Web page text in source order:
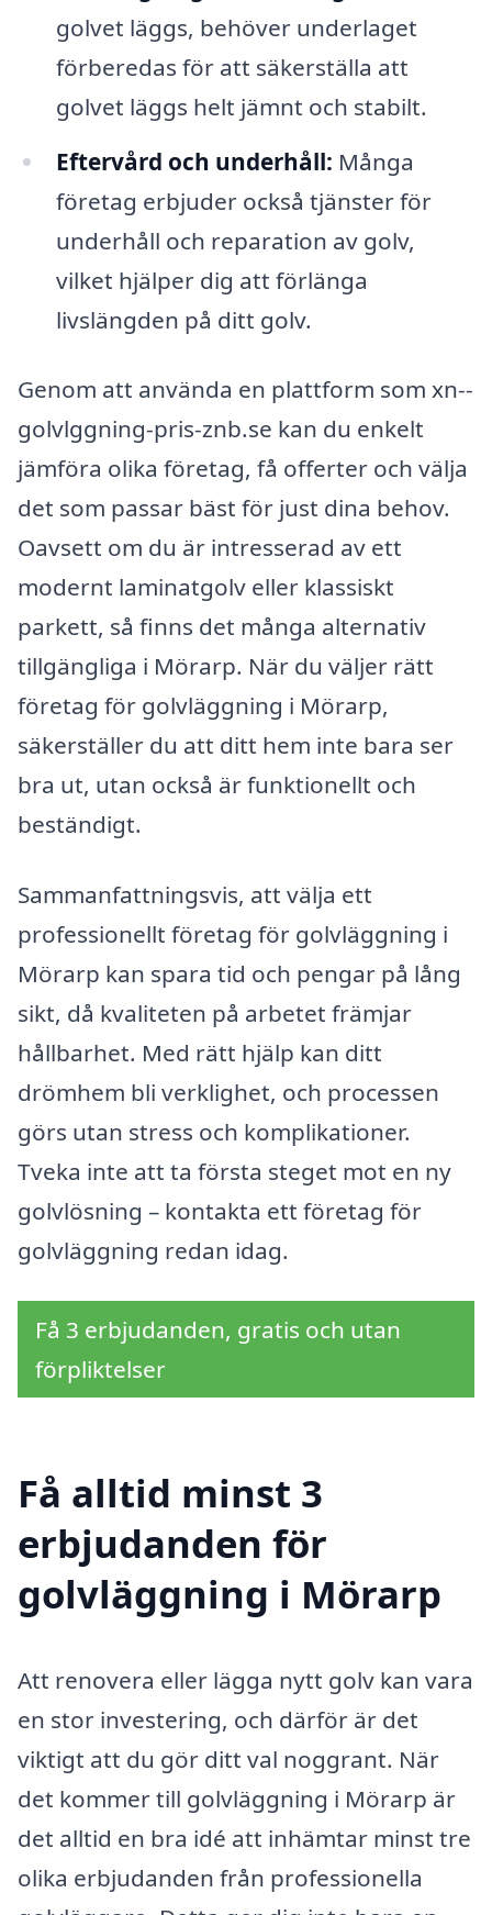
golvet läggs, behöver underlaget
förberedas för att säkerställa att
golvet läggs helt jämnt och stabilt.
Eftervård och underhåll: Många
företag erbjuder också tjänster för
underhåll och reparation av golv,
vilket hjälper dig att förlänga
livslängden på ditt golv.
Genom att använda en plattform som xn--
golvlggning-pris-znb.se kan du enkelt
jämföra olika företag, få offerter och välja
det som passar bäst för just dina behov.
Oavsett om du är intresserad av ett
modernt laminatgolv eller klassiskt
parkett, så finns det många alternativ
tillgängliga i Mörarp. När du väljer rätt
företag för golvläggning i Mörarp,
säkerställer du att ditt hem inte bara ser
bra ut, utan också är funktionellt och
beständigt.
Sammanfattningsvis, att välja ett
professionellt företag för golvläggning i
Mörarp kan spara tid och pengar på lång
sikt, då kvaliteten på arbetet främjar
hållbarhet. Med rätt hjälp kan ditt
drömhem bli verklighet, och processen
görs utan stress och komplikationer.
Tveka inte att ta första steget mot en ny
golvlösning – kontakta ett företag för
golvläggning redan idag.
Få 3 erbjudanden, gratis och utan
förpliktelser
Få alltid minst 3
erbjudanden för
golvläggning i Mörarp
Att renovera eller lägga nytt golv kan vara
en stor investering, och därför är det
viktigt att du gör ditt val noggrant. När
det kommer till golvläggning i Mörarp är
det alltid en bra idé att inhämtar minst tre
olika erbjudanden från professionella